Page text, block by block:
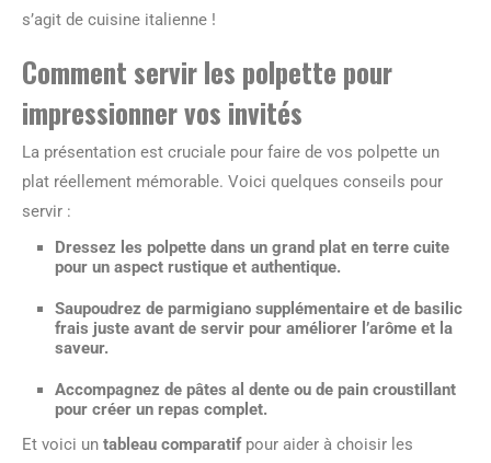
s’agit de cuisine italienne !
Comment servir les polpette pour
impressionner vos invités
La présentation est cruciale pour faire de vos polpette un
plat réellement mémorable. Voici quelques conseils pour
servir :
Dressez les polpette dans un grand plat en terre cuite
pour un aspect rustique et authentique.
Saupoudrez de parmigiano supplémentaire et de basilic
frais juste avant de servir pour améliorer l’arôme et la
saveur.
Accompagnez de pâtes al dente ou de pain croustillant
pour créer un repas complet.
Et voici un tableau comparatifpour aider à choisir les